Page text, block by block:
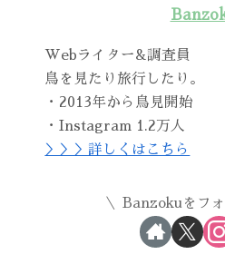
Webライター&調査員
鳥を見たり旅行したり。
・2013年から鳥見開始
・Instagram 1.2万人
＞＞＞詳しくはこちら
Banzokuをフ